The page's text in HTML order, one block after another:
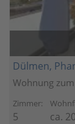
Wohnung
Zimmer:
5 ca.